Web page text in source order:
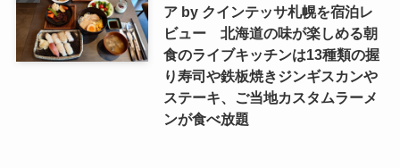
ア by クインテッサ札幌を宿泊レ
ビュー 北海道の味が楽しめる朝
食のライブキッチンは13種類の握
り寿司や鉄板焼きジンギスカンや
ステーキ、ご当地カスタムラーメ
ンが食べ放題